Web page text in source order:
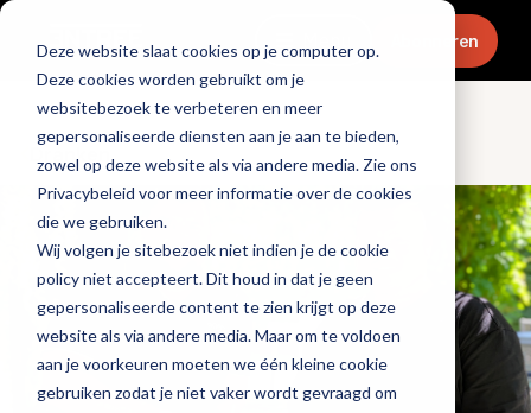
Deze website slaat cookies op je computer op.
Deze cookies worden gebruikt om je
websitebezoek te verbeteren en meer
gepersonaliseerde diensten aan je aan te bieden,
zowel op deze website als via andere media. Zie ons
Privacybeleid voor meer informatie over de cookies
die we gebruiken.
Wij volgen je sitebezoek niet indien je de cookie
policy niet accepteert. Dit houd in dat je geen
gepersonaliseerde content te zien krijgt op deze
website als via andere media. Maar om te voldoen
aan je voorkeuren moeten we één kleine cookie
gebruiken zodat je niet vaker wordt gevraagd om
Menu Abonneren
Dranken